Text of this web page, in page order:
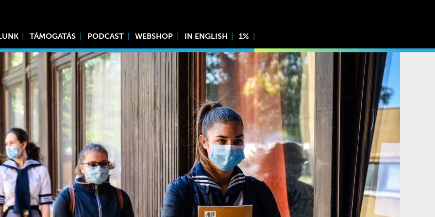
TÁMOGATÁS PODCAST WEBSHOP IN ENGLISH 1%